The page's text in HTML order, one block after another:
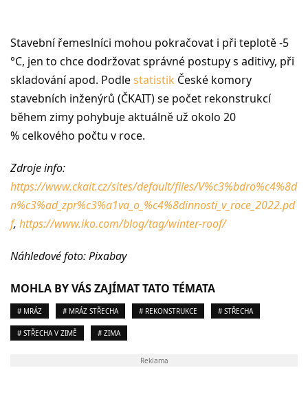
Stavební řemeslníci mohou pokračovat i při teplotě -5
°C, jen to chce dodržovat správné postupy s aditivy, při
skladování apod. Podlestatistik České komory
stavebních inženýrů (ČKAIT) se počet rekonstrukcí
během zimy pohybuje aktuálně už okolo 20
% celkového počtu v roce.
Zdroje info:
https://www.ckait.cz/sites/default/files/V%c3%bdro%c4%8d
n%c3%ad_zpr%c3%a1va_o_%c4%8dinnosti_v_roce_2022.pd
f, https://www.iko.com/blog/tag/winter-roof/
Náhledové foto: Pixabay
MOHLA BY VÁS ZAJÍMAT TATO TÉMATA
# MRÁZ # MRÁZ STŘECHA # REKONSTRUKCE # STŘECHA
# STŘECHA V ZIMĚ # ZIMA
Reklama